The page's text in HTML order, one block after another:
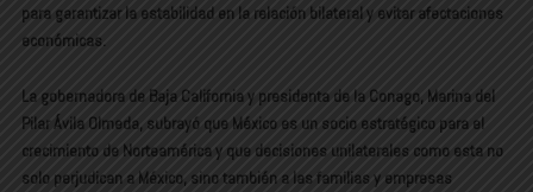
para garantizar la estabilidad en la relación bilateral y evitar afectaciones
económicas.
La gobernadora de Baja California y presidenta de la Conago, Marina del
Pilar Ávila Olmeda, subrayó que México es un socio estratégico para el
crecimiento de Norteamérica y que decisiones unilaterales como esta no
solo perjudican a México, sino también a las familias y empresas